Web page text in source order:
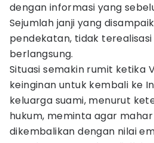
dengan informasi yang
Sejumlah janji yang
pendekatan, tidak
berlangsung.
Situasi semakin rumit ketika
keinginan untuk kembali ke
keluarga suami, menurut
hukum, meminta agar
dikembalikan dengan nilai